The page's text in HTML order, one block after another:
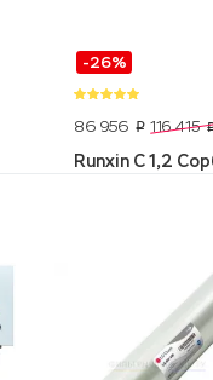
-26%
86 956 p 116 415
Runxin C 1,2